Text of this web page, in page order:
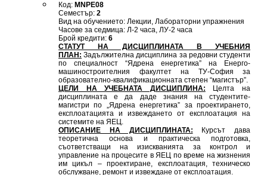
Код: MNPE08
Семестър: 2
Вид на обучението: Лекции, Лабораторни упражнения
Часове за седмица: Л-2 часа, ЛУ-2 часа
Брой кредити: 6
СТАТУТ НА ДИСЦИПЛИНАТА В УЧЕБНИЯ
ПЛАН: Задължителна дисциплина за редовни студенти
по специалност “Ядрена енергетика” на Енерго-
машиностроителния факултет на ТУ-София за
образователно-квалификационната степен “магистър”.
ЦЕЛИ НА УЧЕБНАТА ДИСЦИПЛИНА: Целта на
дисциплината е да даде знания на студентите-
магистри по „Ядрена енергетика” за проектирането,
експлоатацията и извеждането от експлоатация на
системите на ЯЕЦ.
ОПИСАНИЕ НА ДИСЦИПЛИНАТА: Курсът дава
теоретична основа и практическа подготовка,
съответстващи на изискванията за контрол и
управление на процесите в ЯЕЦ по време на жизнения
им цикъл – проектиране, експлоатация, техническо
обслужване, ремонт и извеждане от експлоатация.